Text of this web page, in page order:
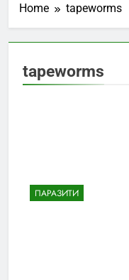
Home tapeworms
tapeworms
ПАРАЗИТИ